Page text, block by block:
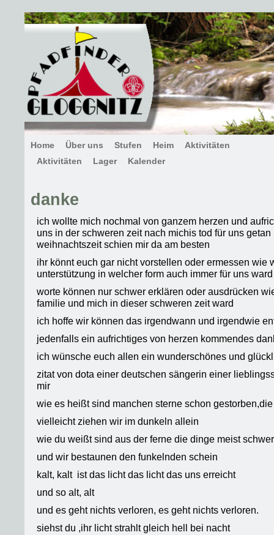
Home Über uns Stufen Heim
Aktivitäten
Aktivitäten
Lager Kalender
danke
ich wollte mich nochmal von ganzem herzen und
uns in der schweren zeit nach michis tod für uns
weihnachtszeit schien mir da am besten
ihr könnt euch gar nicht vorstellen oder ermessen wie
unterstützung in welcher form auch immer für uns
worte können nur schwer erklären oder ausdrücken
familie und mich in dieser schweren zeit ward
ich hoffe wir können das irgendwann und irgendwie
jedenfalls ein aufrichtiges von herzen kommendes
ich wünsche euch allen ein wunderschönes und
zitat von dota einer deutschen sängerin einer
mir
wie es heißt sind manchen sterne schon
vielleicht ziehen wir im dunkeln allein
wie du weißt sind aus der ferne die dinge meist
und wir bestaunen den funkelnden schein
kalt, kalt ist das licht das licht das uns erreicht
und so alt, alt
und es geht nichts verloren, es geht nichts verloren.
siehst du ,ihr licht strahlt gleich hell bei nacht